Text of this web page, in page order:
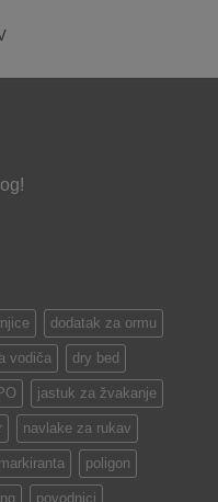
dodatak za ormu
vodiča dry bed
jastuk za žvakanje
navlake za rukav
poligon
povodnici